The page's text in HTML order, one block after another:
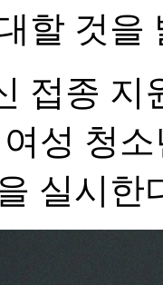
할 것을
접종 지
성 청
실시한